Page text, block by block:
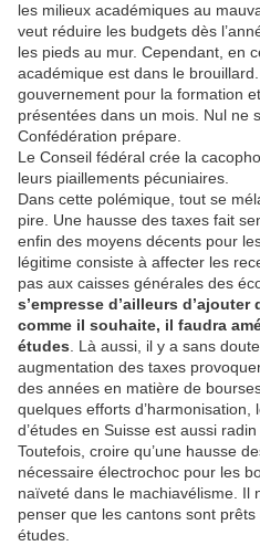
les milieux académiques au
veut réduire les budgets dès
les pieds au mur. Cependant, en
académique est dans le
gouvernement pour la formation
présentées dans un mois. Nul ne
Confédération prépare.
Le Conseil fédéral crée la
leurs piaillements pécuniaires.
Dans cette polémique, tout se
pire. Une hausse des taxes fait
enfin des moyens décents pour
légitime consiste à affecter les
pas aux caisses générales des
s’empresse d’ailleurs
comme il souhaite, il faudra
études . Là aussi, il y a sans
augmentation des taxes
des années en matière de
quelques efforts d’harmonisation,
d’études en Suisse est aussi radin
Toutefois, croire qu’une hausse
nécessaire électrochoc pour les
naïveté dans le machiavélisme. Il
penser que les cantons sont
études.